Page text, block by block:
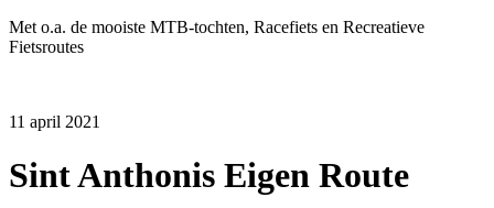
Met o.a. de mooiste MTB-tochten, Racefiets en Recreatieve
Fietsroutes
11 april 2021
Sint Anthonis Eigen Route